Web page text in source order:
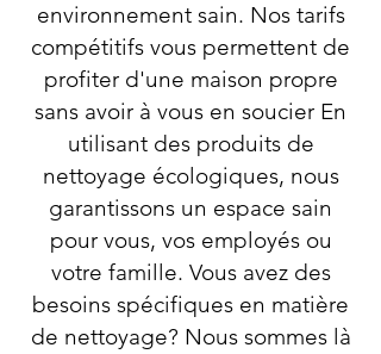
environnement sain. Nos tarifs
compétitifs vous permettent de
profiter d'une maison propre
sans avoir à vous en soucier En
utilisant des produits de
nettoyage écologiques, nous
garantissons un espace sain
pour vous, vos employés ou
votre famille. Vous avez des
besoins spécifiques en matière
de nettoyage? Nous sommes là